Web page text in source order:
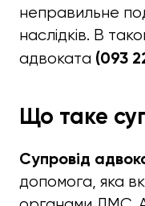
неправильне
наслідків. В
адвоката (093
Що таке
Супровід
допомога, яка